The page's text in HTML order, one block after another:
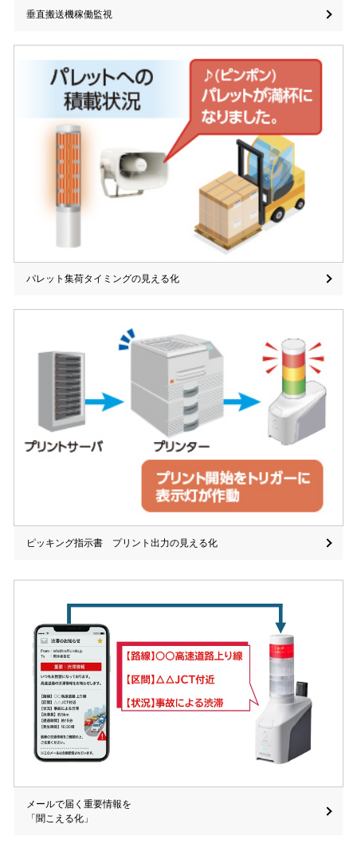
垂直搬送機稼働監視
パレット集荷タイミングの見える化
ピッキング指示書 プリント出力の見える化
メールで届く重要情報を
「聞こえる化」